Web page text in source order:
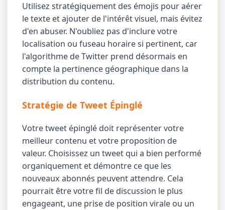
Utilisez stratégiquement des émojis pour aérer
le texte et ajouter de l'intérêt visuel, mais évitez
d'en abuser. N'oubliez pas d'inclure votre
localisation ou fuseau horaire si pertinent, car
l'algorithme de Twitter prend désormais en
compte la pertinence géographique dans la
distribution du contenu.
Stratégie de Tweet Épinglé
Votre tweet épinglé doit représenter votre
meilleur contenu et votre proposition de
valeur. Choisissez un tweet qui a bien performé
organiquement et démontre ce que les
nouveaux abonnés peuvent attendre. Cela
pourrait être votre fil de discussion le plus
engageant, une prise de position virale ou un